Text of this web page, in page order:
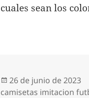
cuales sean los
Publicado
el
26 de junio de 2023
camisetas imitacion